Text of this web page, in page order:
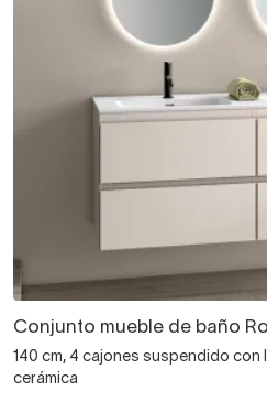
Conjunto mueble de baño
140 cm, 4 cajones suspendido
cerámica